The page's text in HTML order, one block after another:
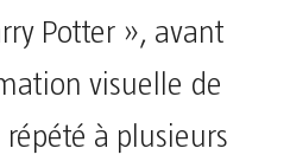
Potter », avant
visuelle de
à plusieurs